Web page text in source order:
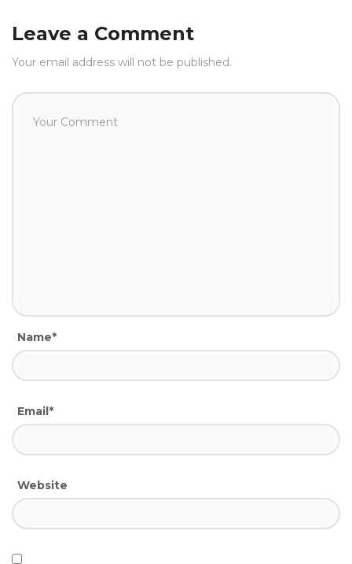
Leave a Comment
Your email address will not be published.
Name*
Email*
Website